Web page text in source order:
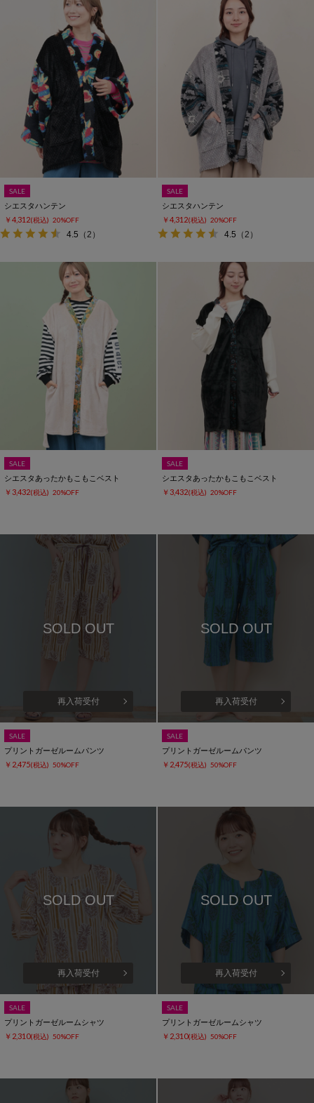
SALE
シエスタハンテン
￥4,312(税込) 20%OFF
4.5 （2）
SALE
シエスタハンテン
￥4,312(税込) 20%OFF
4.5 （2）
SALE
シエスタあったかもこもこベスト
￥3,432(税込) 20%OFF
SALE
シエスタあったかもこもこベスト
￥3,432(税込) 20%OFF
SOLD OUT
再入荷受付
SALE
プリントガーゼルームパンツ
￥2,475(税込) 50%OFF
SOLD OUT
再入荷受付
SALE
プリントガーゼルームパンツ
￥2,475(税込) 50%OFF
SOLD OUT
再入荷受付
SALE
プリントガーゼルームシャツ
￥2,310(税込) 50%OFF
SOLD OUT
再入荷受付
SALE
プリントガーゼルームシャツ
￥2,310(税込) 50%OFF